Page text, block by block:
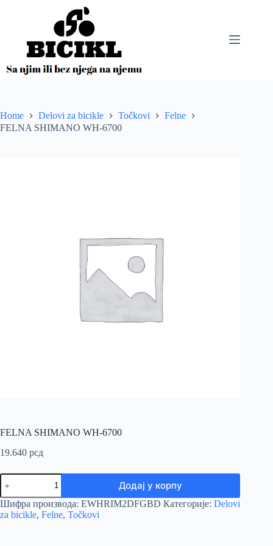
Home Delovi za bicikle Točkovi
Felne
FELNA SHIMANO WH-6700
FELNA SHIMANO WH-6700
19.640 рсд
FELNA
SHIMANO
WH-
6700
количина
Додај у корпу
Шифра производа: EWHRIM2DFGBD Категорије: Delovi
za bicikle, Felne, Točkovi